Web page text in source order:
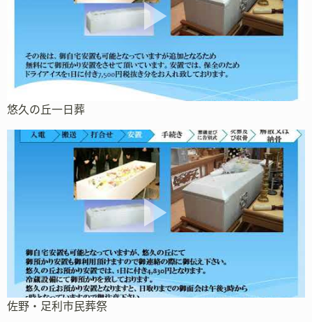
悠久の丘一日葬
佐野・足利市民葬祭